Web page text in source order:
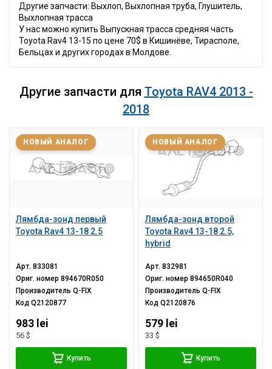
Другие запчасти: Выхлоп, Выхлопная труба, Глушитель,
Выхлопная трасса
У нас можно купить Выпускная трасса средняя часть
Toyota Rav4 13-15 по цене 70$ в Кишинёве, Тирасполе,
Бельцах и других городах в Молдове.
Другие запчасти для Toyota RAV4 2013 -
2018
Лямбда-зонд первый
Toyota Rav4 13-18 2.5
НОВЫЙ АНАЛОГ
Арт.833081
Ориг. номер894670R050
ПроизводительQ-FIX
КодQ2120877
983 lei
56 $
Купить
Лямбда-зонд второй
Toyota Rav4 13-18 2.5,
hybrid
НОВЫЙ АНАЛОГ
Арт.832981
Ориг. номер894650R040
ПроизводительQ-FIX
КодQ2120876
579 lei
33 $
Купить